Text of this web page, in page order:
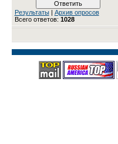
Результаты| Архив опросов
Всего ответов: 1028